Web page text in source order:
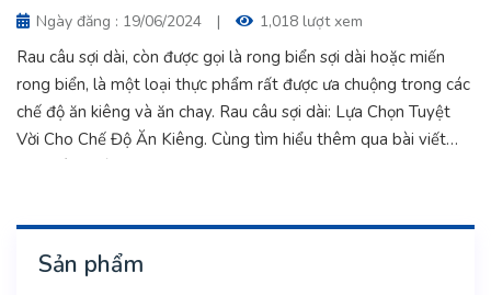
Ngày đăng : 19/06/2024 | 1,018 lượt xem
Rau câu sợi dài, còn được gọi là rong biển sợi dài hoặc miến
rong biển, là một loại thực phẩm rất được ưa chuộng trong các
chế độ ăn kiêng và ăn chay. Rau câu sợi dài: Lựa Chọn Tuyệt
Vời Cho Chế Độ Ăn Kiêng. Cùng tìm hiểu thêm qua bài viết
Sản phẩm